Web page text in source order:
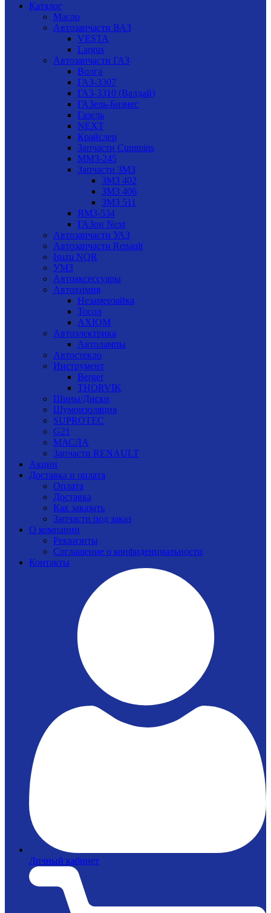
Каталог
Масло
Автозапчасти ВАЗ
VESTA
Largus
Автозапчасти ГАЗ
Волга
ГАЗ-3307
ГАЗ-3310 (Валдай)
ГАЗель-Бизнес
Газель
NEXT
Крайслер
Запчасти Cummins
ММЗ-245
Запчасти ЗМЗ
ЗМЗ 402
ЗМЗ 406
ЗМЗ 511
ЯМЗ-534
ГАЗон Next
Автозапчасти УАЗ
Автозапчасти Renault
Isuzu NQR
УМЗ
Автоаксессуары
Автохимия
Незамерзайка
Тосол
AXIOM
Автоэлектрика
Автолампы
Автостекло
Инструмент
Berger
THORVIK
Шины/Диски
Шумоизоляция
SUPROTEC
G21
МАСЛА
Запчасти RENAULT
Акции
Доставка и оплата
Оплата
Доставка
Как заказать
Запчасти под заказ
О компании
Реквизиты
Соглашение о конфиденциальности
Контакты
Личный кабинет